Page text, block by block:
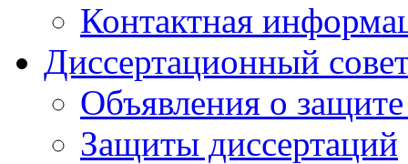
Контактная
Диссертационный
Объявления о
Защиты диссертаций